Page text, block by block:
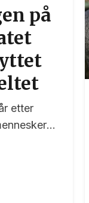
på
etter
22. juli-